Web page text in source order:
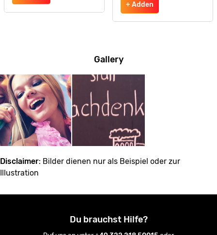
+ Adden
Gallery
Disclaimer: Bilder dienen nur als Beispiel oder zur
Illustration
Du brauchst Hilfe?